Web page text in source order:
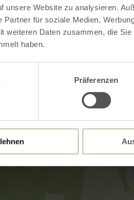
unsere Website zu analysieren.
Partner für soziale Medien,
weiteren Daten zusammen, die
haben.
Präferenzen